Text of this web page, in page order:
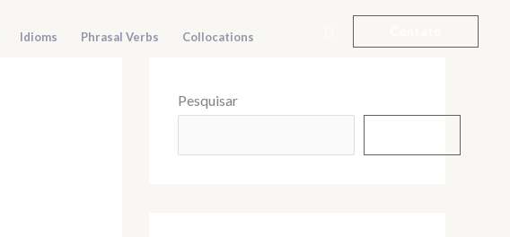
Idioms Phrasal Verbs Collocations
Pesquisar